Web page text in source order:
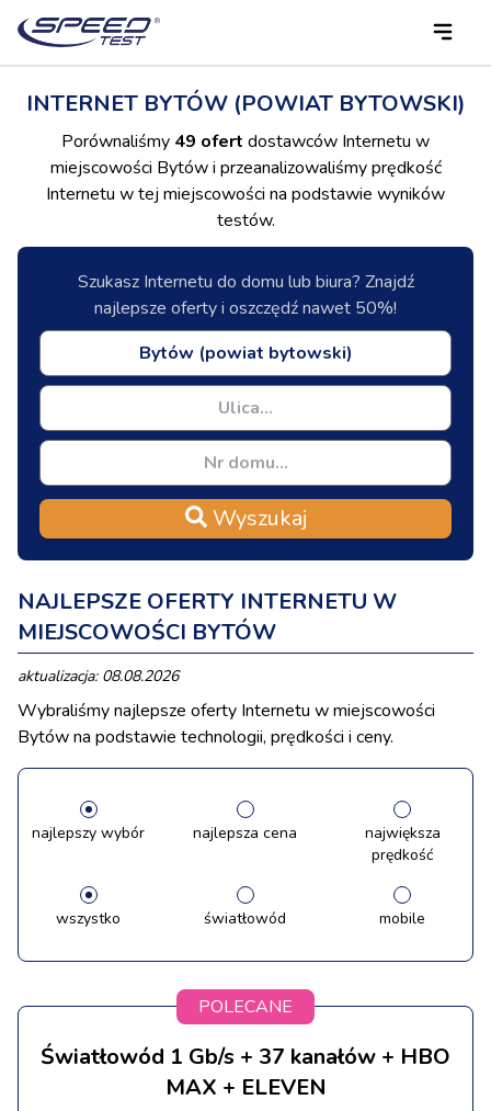
INTERNET BYTÓW (POWIAT BYTOWSKI)
Porównaliśmy 49 ofert dostawców Internetu w
miejscowości Bytów i przeanalizowaliśmy prędkość
Internetu w tej miejscowości na podstawie wyników
testów.
Szukasz Internetu do domu lub biura? Znajdź
najlepsze oferty i oszczędź nawet 50%!
Wyszukaj
NAJLEPSZE OFERTY INTERNETU W
MIEJSCOWOŚCI BYTÓW
aktualizacja: 08.08.2026
Wybraliśmy najlepsze oferty Internetu w miejscowości
Bytów na podstawie technologii, prędkości i ceny.
najlepszy wybór najlepsza cena
największa
prędkość
wszystko światłowód mobile
POLECANE
Światłowód 1 Gb/s + 37 kanałów + HBO
MAX + ELEVEN